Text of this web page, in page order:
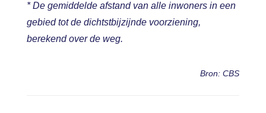
* De gemiddelde afstand van alle inwoners in een
gebied tot de dichtstbijzijnde voorziening,
berekend over de weg.
Bron: CBS